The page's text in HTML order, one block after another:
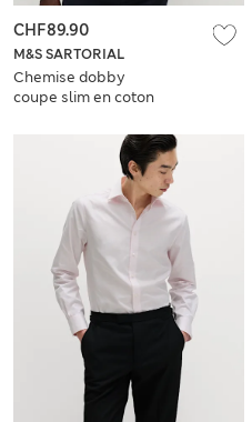
M&S SARTORIAL
Chemise dobby
coupe slim en coton
CHF89.90